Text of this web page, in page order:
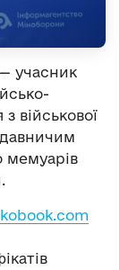
учасник
військової
мемуарів